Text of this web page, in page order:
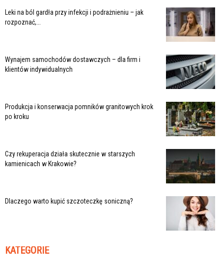
Leki na ból gardła przy infekcji i podrażnieniu – jak
rozpoznać,...
Wynajem samochodów dostawczych – dla firm i
klientów indywidualnych
Produkcja i konserwacja pomników granitowych krok
po kroku
Czy rekuperacja działa skutecznie w starszych
kamienicach w Krakowie?
Dlaczego warto kupić szczoteczkę soniczną?
KATEGORIE